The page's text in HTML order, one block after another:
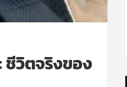
ชีวิตจริงของ